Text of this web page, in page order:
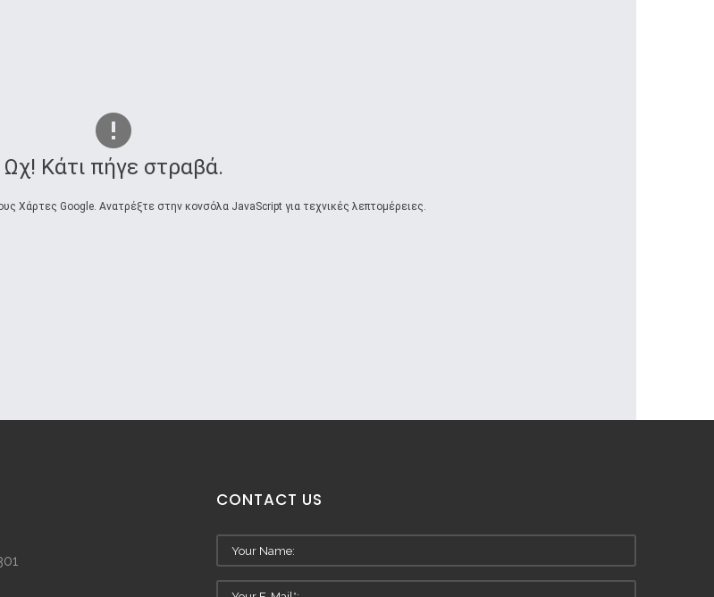
Ωχ! Κάτι πήγε στραβά.
Χάρτες Google. Ανατρέξτε στην κονσόλα JavaScript για τεχνικές λεπτομέρειες.
CONTACT US